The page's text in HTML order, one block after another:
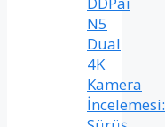
N5
Dual
4K
Kamera
İncelemesi: